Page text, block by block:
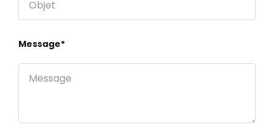
Message*